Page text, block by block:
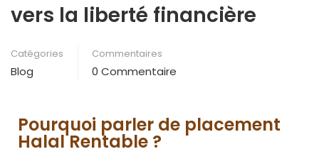
vers la liberté financière
Catégories
Blog
Commentaires
0 Commentaire
Pourquoi parler de placement
Halal Rentable ?